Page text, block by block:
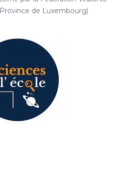
de Luxembourg)